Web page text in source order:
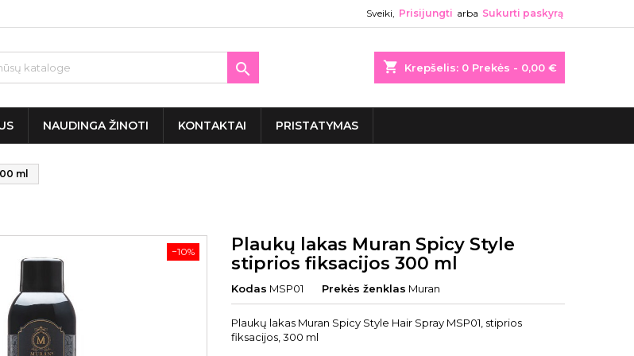
Sveiki, Prisijungti arba Sukurti paskyrą
shopping_cart Krepšelis: 0 Prekės - 0,00 €

NAUDINGA ŽINOTI KONTAKTAI PRISTATYMAS
ml
−10%
Plaukų lakas Muran Spicy Style
stiprios fiksacijos 300 ml
Kodas MSP01 Prekės ženklas Muran
Plaukų lakas Muran Spicy Style Hair Spray MSP01, stiprios
fiksacijos, 300 ml